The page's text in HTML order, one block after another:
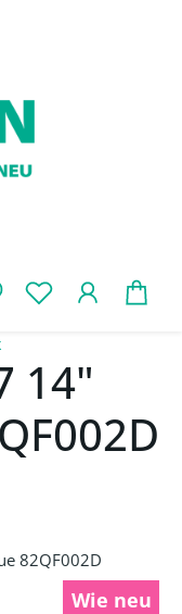
14"
Wie neu